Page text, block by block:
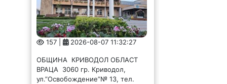
157 | 2026-08-07 11:32:27
ОБЩИНА КРИВОДОЛ ОБЛАСТ
ВРАЦА 3060 гр. Криводол,
ул.”Освобождение”№ 13, тел.